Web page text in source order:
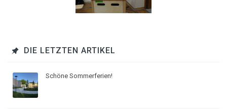
DIE LETZTEN ARTIKEL
Schöne Sommerferien!